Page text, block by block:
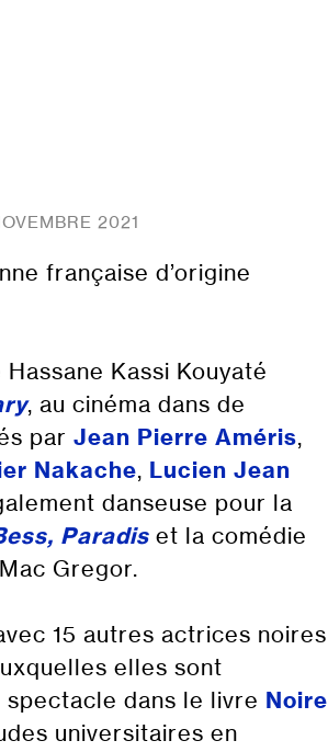
2021
française d’origine
Kassi Kouyaté
, au cinéma dans de
par Jean Pierre Améris,
Nakache, Lucien Jean
danseuse pour la
Paradis et la comédie
Gregor.
15 autres actrices noires
elles sont
dans le livre Noire
universitaires en